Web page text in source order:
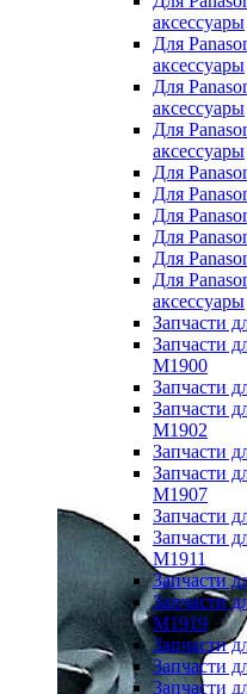
аксессуары
Для
аксессуары
Для
аксессуары
Для
аксессуары
Для
Для
Для
Для
Для
Для
аксессуары
Запчасти
Запчасти
M1900
Запчасти
Запчасти
M1902
Запчасти
Запчасти
M1907
Запчасти
Запчасти
M1911
Запчасти
Запчасти
M1919
Запчасти
Запчасти
Запчасти